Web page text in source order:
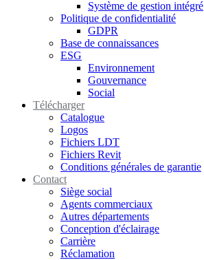
Système de gestion intégré
Politique de confidentialité
GDPR
Base de connaissances
ESG
Environnement
Gouvernance
Social
Télécharger
Catalogue
Logos
Fichiers LDT
Fichiers Revit
Conditions générales de garantie
Contact
Siège social
Agents commerciaux
Autres départements
Conception d'éclairage
Carrière
Réclamation